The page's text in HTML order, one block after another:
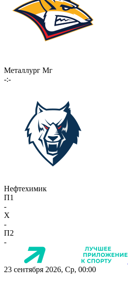
Металлург Мг
-:-
Нефтехимик
П1
-
X
-
П2
-
23 сентября 2026, Ср, 00:00